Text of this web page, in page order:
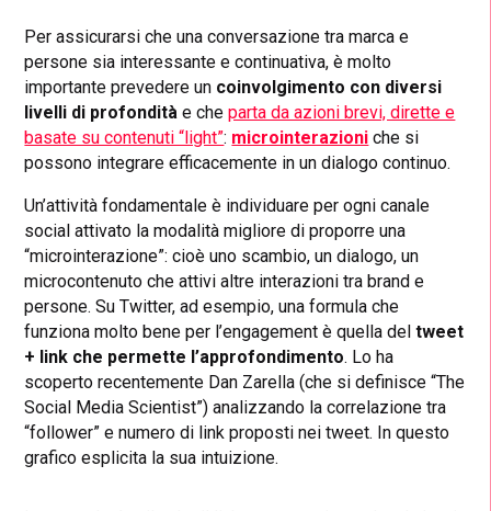
Per assicurarsi che una conversazione tra marca e
persone sia interessante e continuativa, è molto
importante prevedere un coinvolgimento con diversi
livelli di profondità e cheparta da azioni brevi, dirette e
basate su contenuti “light”: microinterazioni che si
possono integrare efficacemente in un dialogo continuo.
Un’attività fondamentale è individuare per ogni canale
social attivato la modalità migliore di proporre una
“microinterazione”: cioè uno scambio, un dialogo, un
microcontenuto che attivi altre interazioni tra brand e
persone. Su Twitter, ad esempio, una formula che
funziona molto bene per l’engagement è quella deltweet
+ link che permette l’approfondimento. Lo ha
scoperto recentemente Dan Zarella (che si definisce “The
Social Media Scientist”) analizzando la correlazione tra
“follower” e numero di link proposti nei tweet. In questo
grafico esplicita la sua intuizione.